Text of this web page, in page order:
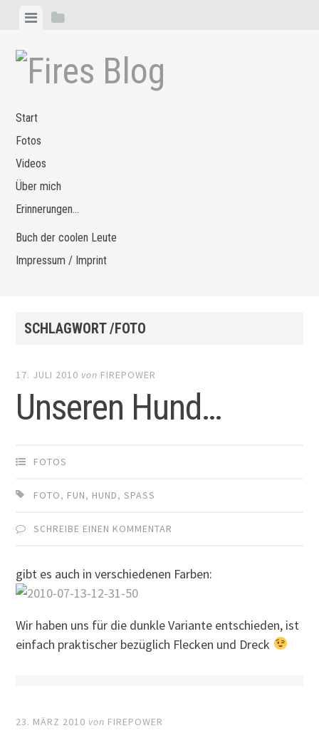
Zum
springen
MenüSeitenleiste
Start
Fotos
Videos
Über mich
Erinnerungen…
Buch der coolen Leute
Impressum / Imprint
SCHLAGWORT /FOTO
17. JULI 2010 von FIREPOWER
Unseren Hund…
FOTOS
FOTO, FUN, HUND,SPASS
SCHREIBE EINEN KOMMENTAR
gibt es auch in verschiedenen Farben:
Wir haben uns für die dunkle Variante entschieden, ist
einfach praktischer bezüglich Flecken und Dreck
23. MÄRZ 2010 von FIREPOWER